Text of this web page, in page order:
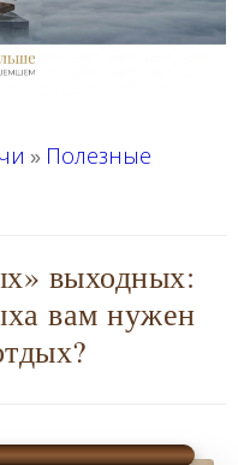
» Полезные
выходных:
вам нужен